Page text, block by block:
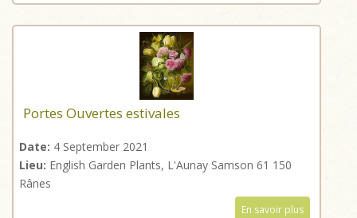
Portes Ouvertes estivales
Date: 4 September 2021
Lieu: English Garden Plants, L'Aunay Samson 61 150
Rânes
En savoir plus